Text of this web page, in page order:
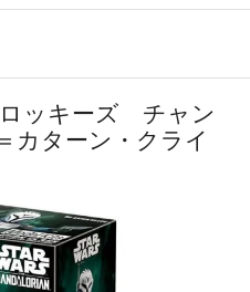
ッキーズ チャン
ターン・クライ